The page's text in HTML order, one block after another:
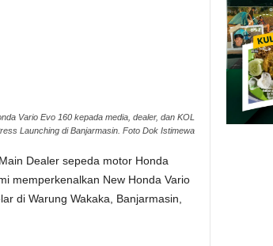
Vario Evo 160 kepada media, dealer, dan KOL
Launching di Banjarmasin. Foto Dok Istimewa
Dealer sepeda motor Honda
memperkenalkan New Honda Vario
di Warung Wakaka, Banjarmasin,